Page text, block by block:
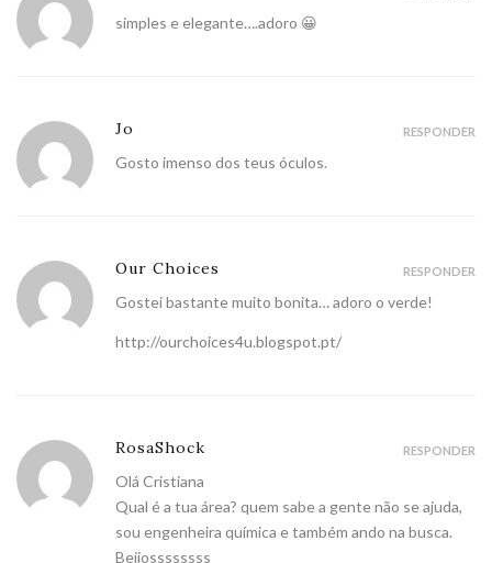
simples e elegante….adoro 😀
Jo
Gosto imenso dos teus óculos.
RESPONDER
Our Choices
Gostei bastante muito bonita… adoro o verde!
http://ourchoices4u.blogspot.pt/
RESPONDER
RosaShock
Olá Cristiana
Qual é a tua área? quem sabe a gente não se ajuda,
sou engenheira química e também ando na busca.
Beijossssssss
RESPONDER